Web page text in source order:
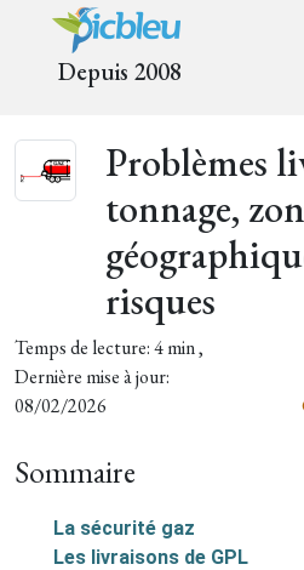
Depuis 2008
Problèmes
tonnage,
risques
Temps de lecture: 4 min ,
Dernière mise à jour:
08/02/2026
Sommaire
La sécurité gaz
Les livraisons de GPL